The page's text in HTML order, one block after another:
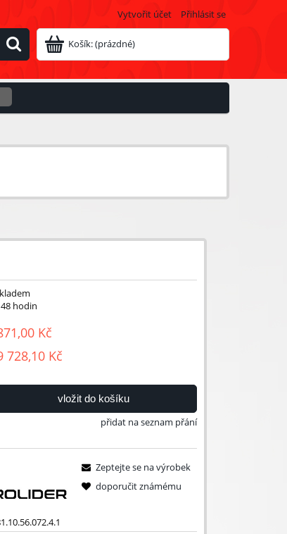
Vytvořit účet Přihlásit se
Košík:(prázdné)
48 hodin
Kč
728,10 Kč
vložit do košíku
přidat na seznam přání
Zeptejte se na výrobek
doporučit známému